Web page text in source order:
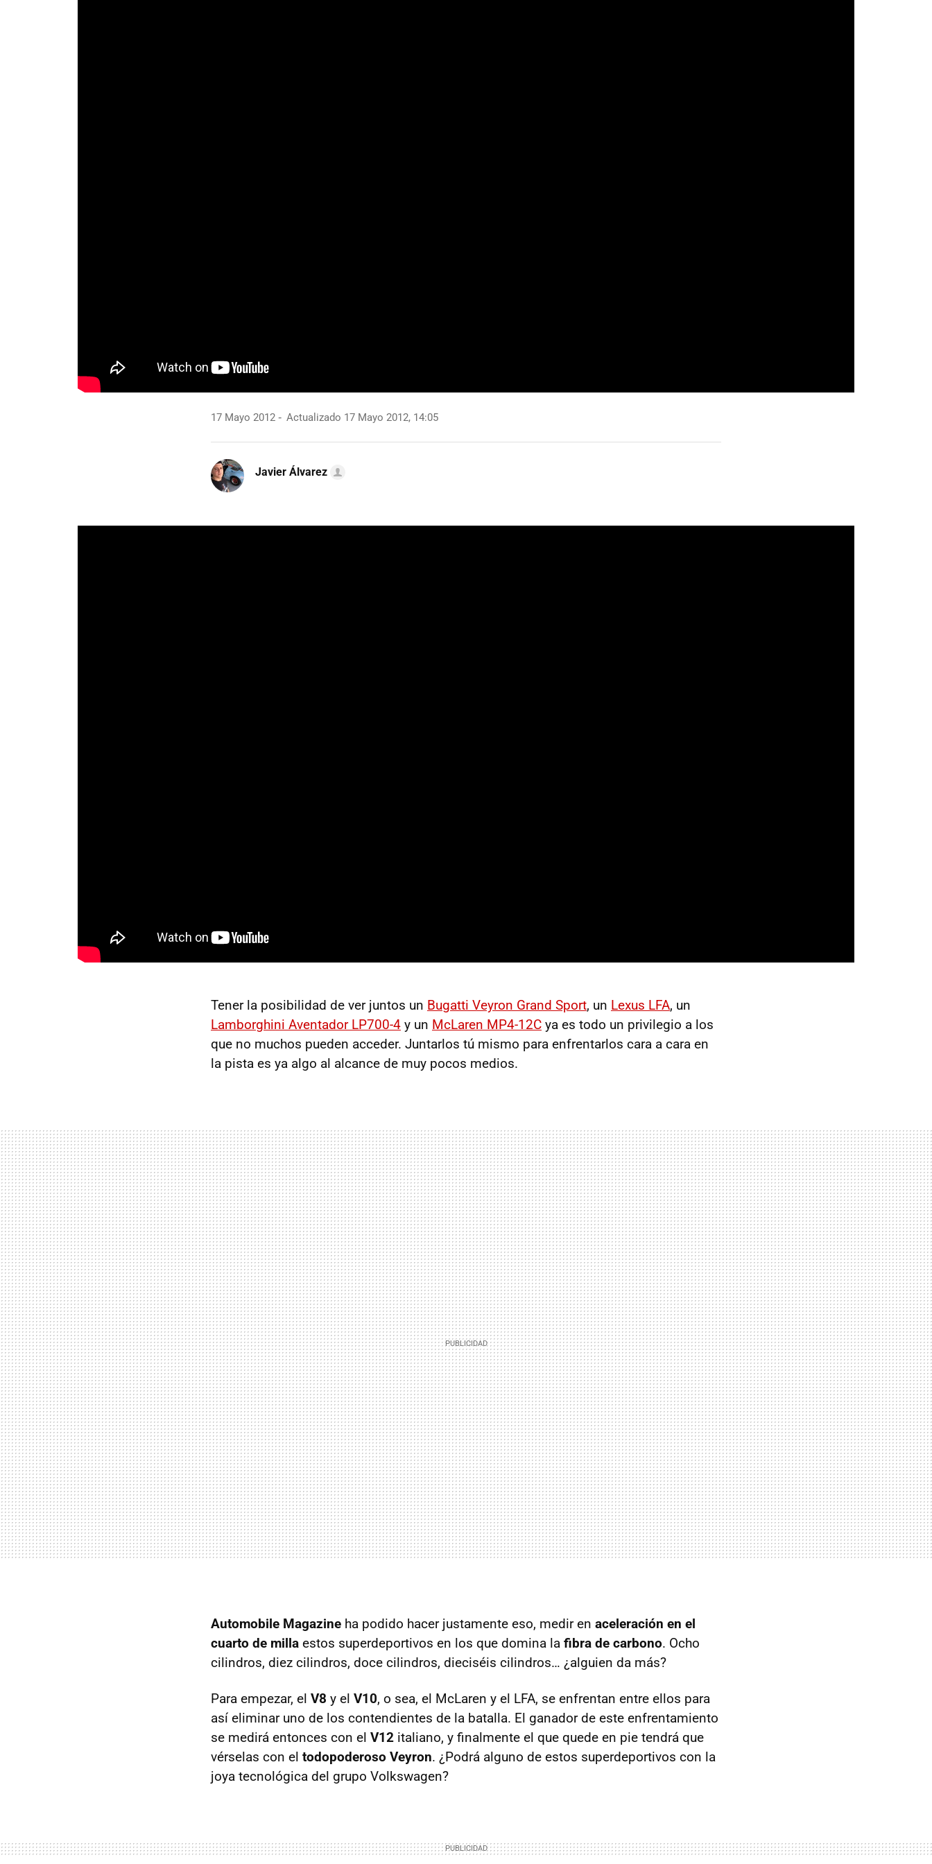
17 Mayo 2012 Actualizado 17 Mayo 2012, 14:05
Javier Álvarez
Tener la posibilidad de ver juntos un Bugatti Veyron Grand Sport, un Lexus LFA, un
Lamborghini Aventador LP700-4 y un McLaren MP4-12C ya es todo un privilegio a los
que no muchos pueden acceder. Juntarlos tú mismo para enfrentarlos cara a cara en
la pista es ya algo al alcance de muy pocos medios.
Automobile Magazine ha podido hacer justamente eso, medir en aceleración en el
cuarto de milla estos superdeportivos en los que domina la fibra de carbono. Ocho
cilindros, diez cilindros, doce cilindros, dieciséis cilindros… ¿alguien da más?
Para empezar, el V8 y el V10, o sea, el McLaren y el LFA, se enfrentan entre ellos para
así eliminar uno de los contendientes de la batalla. El ganador de este enfrentamiento
se medirá entonces con el V12 italiano, y finalmente el que quede en pie tendrá que
vérselas con el todopoderoso Veyron. ¿Podrá alguno de estos superdeportivos con la
joya tecnológica del grupo Volkswagen?